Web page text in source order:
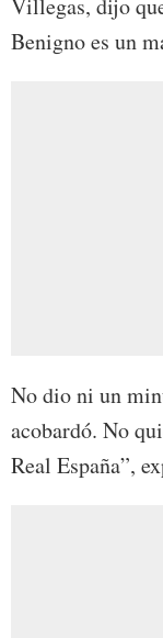
Villegas, dijo
Benigno es un
No dio ni un
acobardó. No
Real España”,